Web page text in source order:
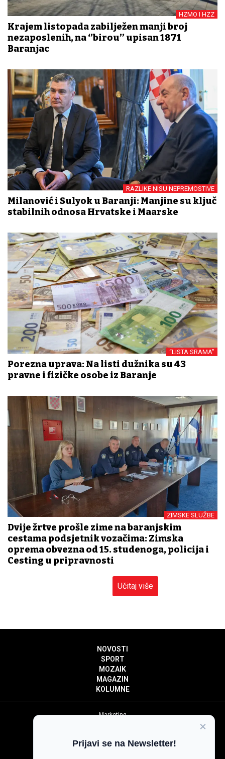
HZMO I HZZ
Krajem listopada zabilježen manji broj
nezaposlenih, na ‘’birou’’ upisan 1871
Baranjac
RAZLIKE NISU NEPREMOSTIVE
Milanović i Sulyok u Baranji: Manjine su ključ
stabilnih odnosa Hrvatske i Mađarske
“LISTA SRAMA”
Porezna uprava: Na listi dužnika su 43
pravne i fizičke osobe iz Baranje
ZIMSKE SLUŽBE
Dvije žrtve prošle zime na baranjskim
cestama podsjetnik vozačima: Zimska
oprema obvezna od 15. studenoga, policija i
Cesting u pripravnosti
Učitaj više
NOVOSTI
SPORT
MOZAIK
MAGAZIN
KOLUMNE
Marketing
Impressum
×
Prijavi se na Newsletter!